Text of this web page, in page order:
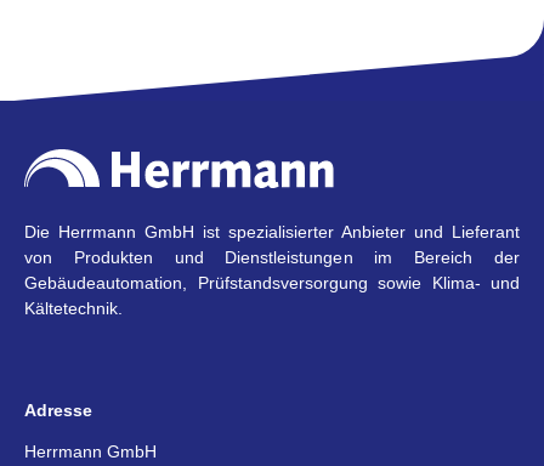
Die Herrmann GmbH ist spezialisierter Anbieter und Lieferant
von Produkten und Dienstleistungen im Bereich der
Gebäudeautomation, Prüfstandsversorgung sowie Klima- und
Kältetechnik.
Adresse
Herrmann GmbH